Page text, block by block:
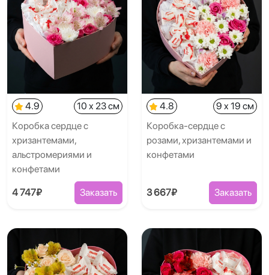
4.9
10 x 23 см
Коробка сердце с
хризантемами,
альстромериями и
конфетами
4 747₽ Заказать
4.8
9 x 19 см
Коробка-сердце с
розами, хризантемами и
конфетами
3 667₽ Заказать